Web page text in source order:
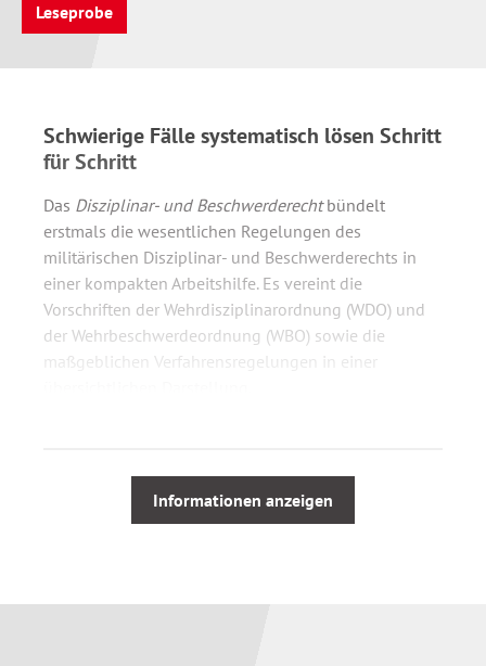
Leseprobe
Schwierige Fälle systematisch lösen Schritt
für Schritt
Das Disziplinar- und Beschwerderechtbündelt
erstmals die wesentlichen Regelungen des
militärischen Disziplinar- und Beschwerderechts in
einer kompakten Arbeitshilfe. Es vereint die
Vorschriften der Wehrdisziplinarordnung (WDO) und
der Wehrbeschwerdeordnung (WBO) sowie die
maßgeblichen Verfahrensregelungen in einer
tatsächlichen Ablauf der Verfahren: vom
Dienstvergehen bis zur Vollstreckung sowie vom
Beschwerdeanlass bis zur Entscheidung. Dadurch
Informationen anzeigen